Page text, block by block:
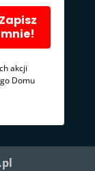
Zapisz
mnie!
akcji
Domu